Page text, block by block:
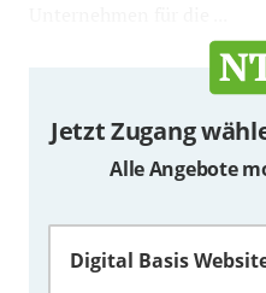
Jetzt Zugang
Alle Angebote
Digital Basis